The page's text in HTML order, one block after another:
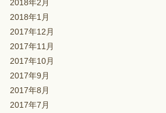
2018年2月
2018年1月
2017年12月
2017年11月
2017年10月
2017年9月
2017年8月
2017年7月